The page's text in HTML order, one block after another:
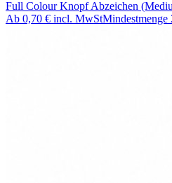
Full Colour Knopf Abzeichen
Ab 0,70 € incl. MwStMindestmenge